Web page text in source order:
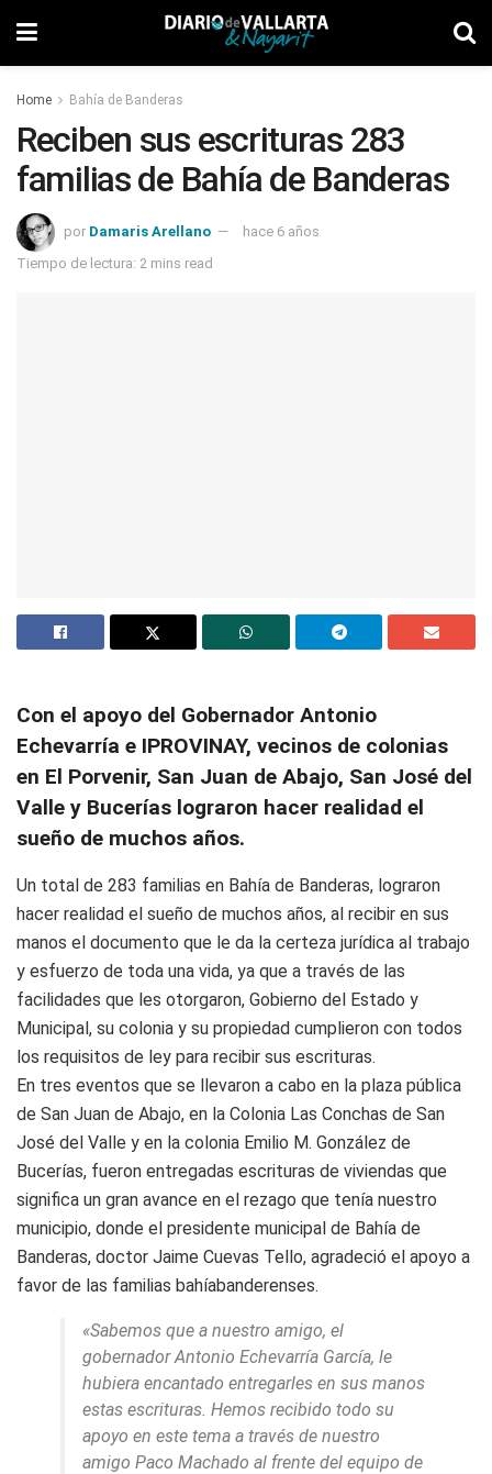
Home Bahía de Banderas
Reciben sus escrituras 283
familias de Bahía de Banderas
por Damaris Arellano
hace 6 años
Tiempo de lectura: 2 mins read
Con el apoyo del Gobernador Antonio
Echevarría e IPROVINAY, vecinos de colonias
en El Porvenir, San Juan de Abajo, San José del
Valle y Bucerías lograron hacer realidad el
sueño de muchos años.
Un total de 283 familias en Bahía de Banderas, lograron
hacer realidad el sueño de muchos años, al recibir en sus
manos el documento que le da la certeza jurídica al trabajo
y esfuerzo de toda una vida, ya que a través de las
facilidades que les otorgaron, Gobierno del Estado y
Municipal, su colonia y su propiedad cumplieron con todos
los requisitos de ley para recibir sus escrituras.
En tres eventos que se llevaron a cabo en la plaza pública
de San Juan de Abajo, en la Colonia Las Conchas de San
José del Valle y en la colonia Emilio M. González de
Bucerías, fueron entregadas escrituras de viviendas que
significa un gran avance en el rezago que tenía nuestro
municipio, donde el presidente municipal de Bahía de
Banderas, doctor Jaime Cuevas Tello, agradeció el apoyo a
favor de las familias bahíabanderenses.
«Sabemos que a nuestro amigo, el
gobernador Antonio Echevarría García, le
hubiera encantado entregarles en sus manos
estas escrituras. Hemos recibido todo su
apoyo en este tema a través de nuestro
amigo Paco Machado al frente del equipo de